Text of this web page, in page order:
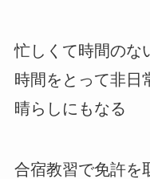
忙しくて時間のな
時間をとって非日
晴らしにもなる
合宿教習で免許を